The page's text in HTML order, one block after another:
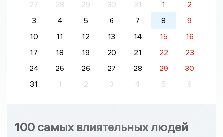
27
28 29 30 31 1
2
3
4 5 6 7 8
9
10
11 12 13 14 15
16
17
18 19 20 21 22
23
24
25 26 27 28 29
30
31
1 2 3 4 5 6
100 самых влиятельных людей